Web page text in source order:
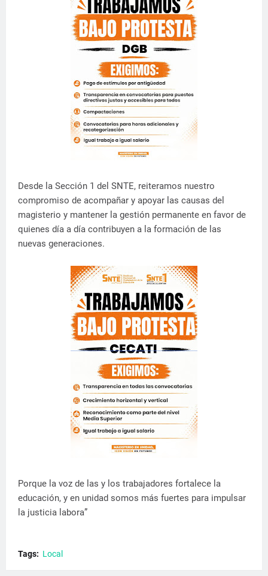
Desde la Sección 1 del SNTE, reiteramos nuestro
compromiso de acompañar y apoyar las causas del
magisterio y mantener la gestión permanente en favor de
quienes día a día contribuyen a la formación de las
nuevas generaciones.
Porque la voz de las y los trabajadores fortalece la
educación, y en unidad somos más fuertes para impulsar
la justicia labora”
Tags: Local